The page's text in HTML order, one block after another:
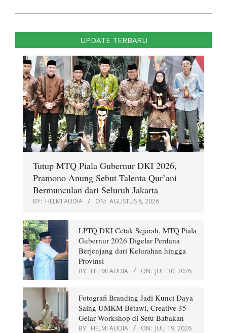
UPDATE TERBARU
Tutup MTQ Piala Gubernur DKI 2026,
Pramono Anung Sebut Talenta Qur’ani
Bermunculan dari Seluruh Jakarta
BY: HELMI AUDIA ON: AGUSTUS 8, 2026
LPTQ DKI Cetak Sejarah, MTQ Piala
Gubernur 2026 Digelar Perdana
Berjenjang dari Kelurahan hingga
Provinsi
BY: HELMI AUDIA ON: JULI 30, 2026
Fotografi Branding Jadi Kunci Daya
Saing UMKM Betawi, Creative 35
Gelar Workshop di Setu Babakan
BY: HELMI AUDIA ON: JULI 19, 2026